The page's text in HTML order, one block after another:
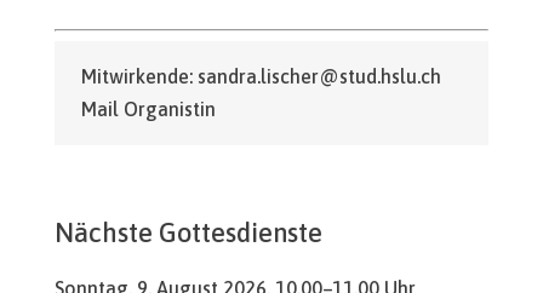
Mitwirkende: sandra.lischer@stud.hslu.ch
Mail Organistin
Nächste Gottesdienste